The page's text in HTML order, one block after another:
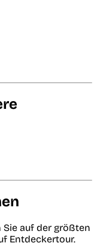
Sie auf der größten
Entdeckertour.